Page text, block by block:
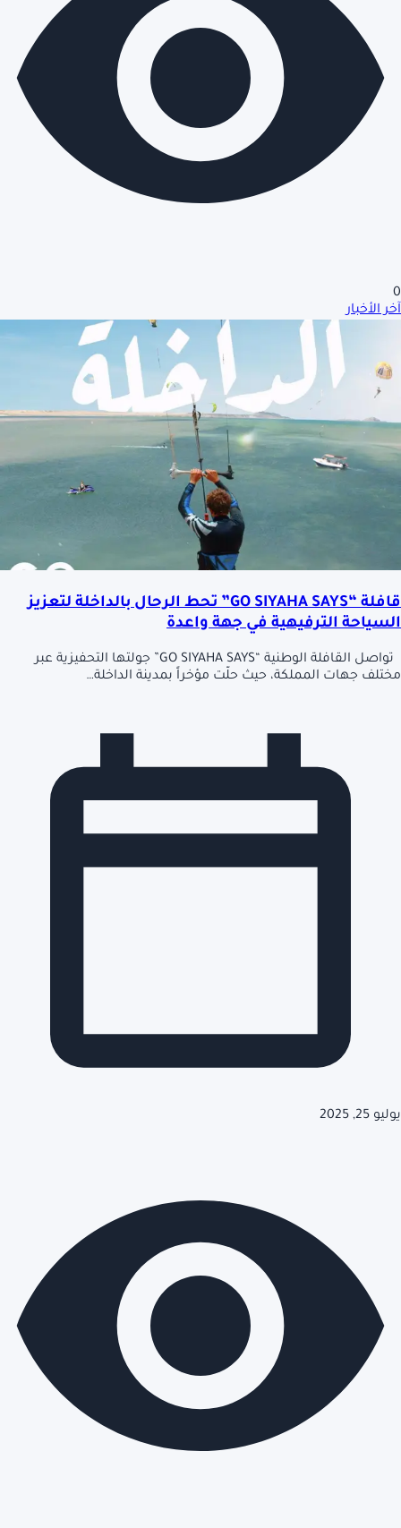
0
آخر الأخبار
قافلة “GO SIYAHA SAYS” تحط الرحال بالداخلة لتعزيز
السياحة الترفيهية في جهة واعدة
تواصل القافلة الوطنية “GO SIYAHA SAYS” جولتها التحفيزية عبر
مختلف جهات المملكة، حيث حلّت مؤخراً بمدينة الداخلة…
يوليو 25, 2025